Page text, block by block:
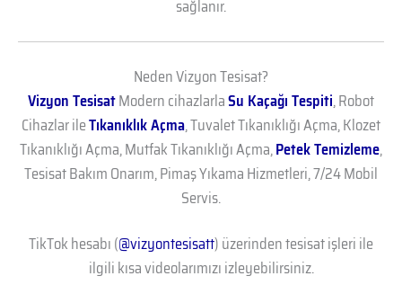
sağlanır.
Neden Vizyon Tesisat?
Vizyon TesisatModern cihazlarlaSu Kaçağı Tespiti, Robot
Cihazlar ileTıkanıklık Açma, Tuvalet Tıkanıklığı Açma, Klozet
Tıkanıklığı Açma, Mutfak Tıkanıklığı Açma,Petek Temizleme,
Tesisat Bakım Onarım, Pimaş Yıkama Hizmetleri, 7/24 Mobil
Servis.
TikTok hesabı (@vizyontesisatt) üzerinden tesisat işleri ile
ilgili kısa videolarımızı izleyebilirsiniz.